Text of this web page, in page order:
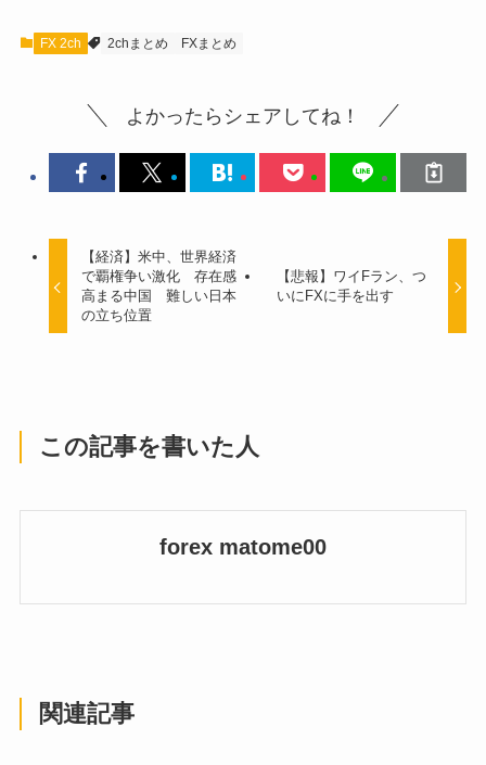
FX 2ch 2chまとめ FXまとめ
よかったらシェアしてね！
【経済】米中、世界経済
で覇権争い激化 存在感
高まる中国 難しい日本
の立ち位置
【悲報】ワイFラン、つ
いにFXに手を出す
この記事を書いた人
forex matome00
関連記事